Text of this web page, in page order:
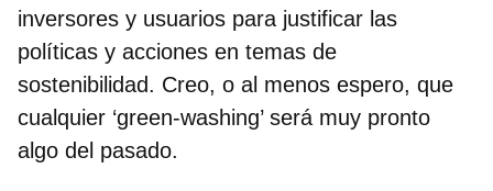
inversores y usuarios para justificar las
políticas y acciones en temas de
sostenibilidad. Creo, o al menos espero, que
cualquier ‘green-washing’ será muy pronto
algo del pasado.